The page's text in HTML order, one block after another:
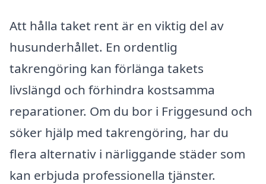
Att hålla taket rent är en viktig del av
husunderhållet. En ordentlig
takrengöring kan förlänga takets
livslängd och förhindra kostsamma
reparationer. Om du bor i Friggesund och
söker hjälp med takrengöring, har du
flera alternativ i närliggande städer som
kan erbjuda professionella tjänster.